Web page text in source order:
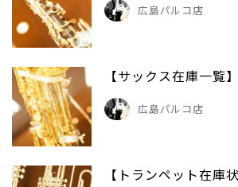
広島パルコ店
【サックス在庫一覧
広島パルコ店
【トランペット在庫